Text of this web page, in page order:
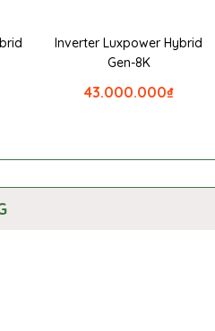
Inverter Luxpower Hybrid
Gen-8K
₫
43.000.000